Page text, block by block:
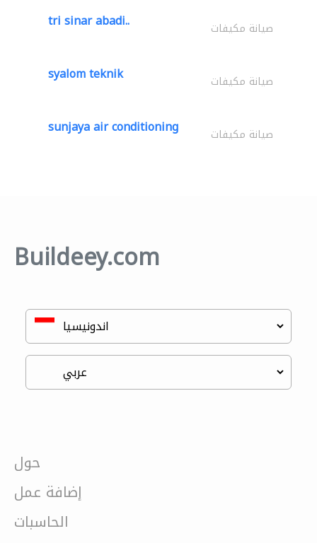
tri sinar abadi.. صيانة مكيفات
syalom teknik صيانة مكيفات
sunjaya air conditioning صيانة مكيفات
Buildeey.com
حول
إضافة عمل
الحاسبات